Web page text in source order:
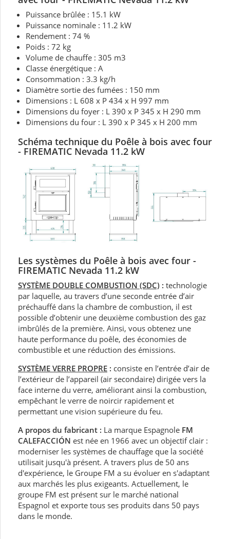
Puissance brûlée : 15.1 kW
Puissance nominale : 11.2 kW
Rendement : 74 %
Poids : 72 kg
Volume de chauffe : 305 m3
Classe énergétique : A
Consommation : 3.3 kg/h
Diamètre sortie des fumées : 150 mm
Dimensions : L 608 x P 434 x H 997 mm
Dimensions du foyer : L 390 x P 345 x H 290 mm
Dimensions du four : L 390 x P 345 x H 200 mm
Schéma technique du Poêle à bois avec four
- FIREMATIC Nevada 11.2 kW
Les systèmes du Poêle à bois avec four -
FIREMATIC Nevada 11.2 kW
SYSTÈME DOUBLE COMBUSTION (SDC) : technologie
par laquelle, au travers d’une seconde entrée d’air
préchauffé dans la chambre de combustion, il est
possible d’obtenir une deuxième combustion des gaz
imbrûlés de la première. Ainsi, vous obtenez une
haute performance du poêle, des économies de
combustible et une réduction des émissions.
SYSTÈME VERRE PROPRE : consiste en l’entrée d’air de
l’extérieur de l’appareil (air secondaire) dirigée vers la
face interne du verre, améliorant ainsi la combustion,
empêchant le verre de noircir rapidement et
permettant une vision supérieure du feu.
A propos du fabricant : La marque Espagnole FM
CALEFACCIÓN est née en 1966 avec un objectif clair :
moderniser les systèmes de chauffage que la société
utilisait jusqu'à présent. A travers plus de 50 ans
d'expérience, le Groupe FM a su évoluer en s'adaptant
aux marchés les plus exigeants. Actuellement, le
groupe FM est présent sur le marché national
Espagnol et exporte tous ses produits dans 50 pays
dans le monde.